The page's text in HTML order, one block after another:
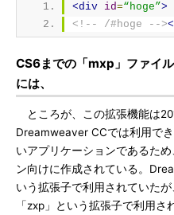
<div id=“hoge”>
<!-- /#hoge -->
CS6までの「mxp」ファイ
には、
ところが、この拡張機能は
Dreamweaver CCでは利用で
いアプリケーションであるた
ン向けに作成されている。
いう拡張子で利用されていた
「zxp」という拡張子で利用さ